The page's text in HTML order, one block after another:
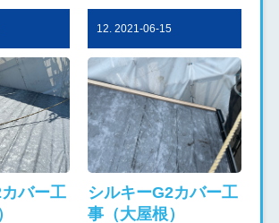
バー工
12. 2021-06-15
シルキーG2カバー工
事（大屋根）